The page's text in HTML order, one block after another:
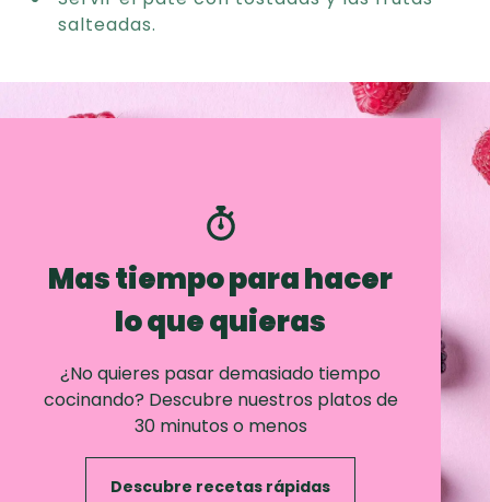
salteadas.
Mas tiempo para hacer
lo que quieras
¿No quieres pasar demasiado tiempo
cocinando? Descubre nuestros platos de
30 minutos o menos
Descubre recetas rápidas